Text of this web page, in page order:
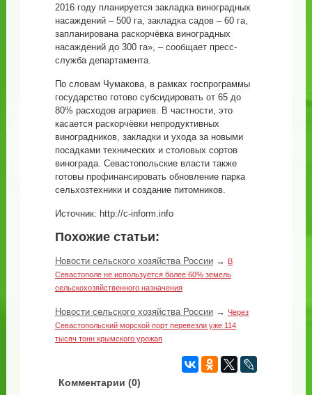
2016 году планируется закладка виноградных
насаждений – 500 га, закладка садов – 60 га,
запланирована раскорчёвка виноградных
насаждений до 300 га», – сообщает пресс-
служба департамента.
По словам Чумакова, в рамках госпрограммы
государство готово субсидировать от 65 до
80% расходов аграриев. В частности, это
касается раскорчёвки непродуктивных
виноградников, закладки и ухода за новыми
посадками технических и столовых сортов
винограда. Севастопольские власти также
готовы профинансировать обновление парка
сельхозтехники и создание питомников.
Источник: http://c-inform.info
Похожие статьи:
Новости сельского хозяйства России→ В
Севастополе не используется более 60% земель
сельскохозяйственного назначения
Новости сельского хозяйства России→ Через
Севастопольский морской порт перевезли уже 114
тысяч тонн крымского урожая
Комментарии (0)